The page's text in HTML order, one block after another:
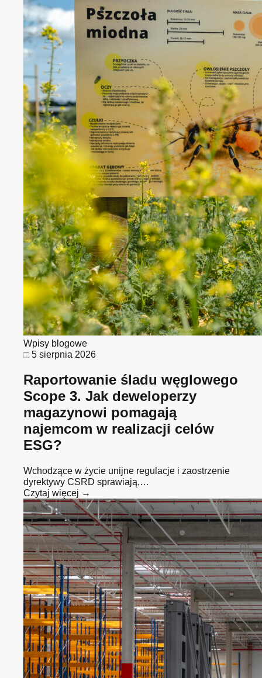
Wpisy blogowe
5 sierpnia 2026
Raportowanie śladu węglowego
Scope 3. Jak deweloperzy
magazynowi pomagają
najemcom w realizacji celów
ESG?
Wchodzące w życie unijne regulacje i zaostrzenie
dyrektywy CSRD sprawiają,…
Czytaj więcej →